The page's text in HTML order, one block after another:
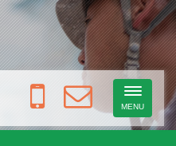
Toggle
MENU